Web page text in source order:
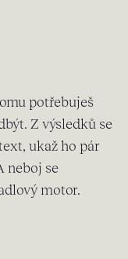
potřebuješ
Z výsledků se
ukaž ho pár
neboj se
motor.